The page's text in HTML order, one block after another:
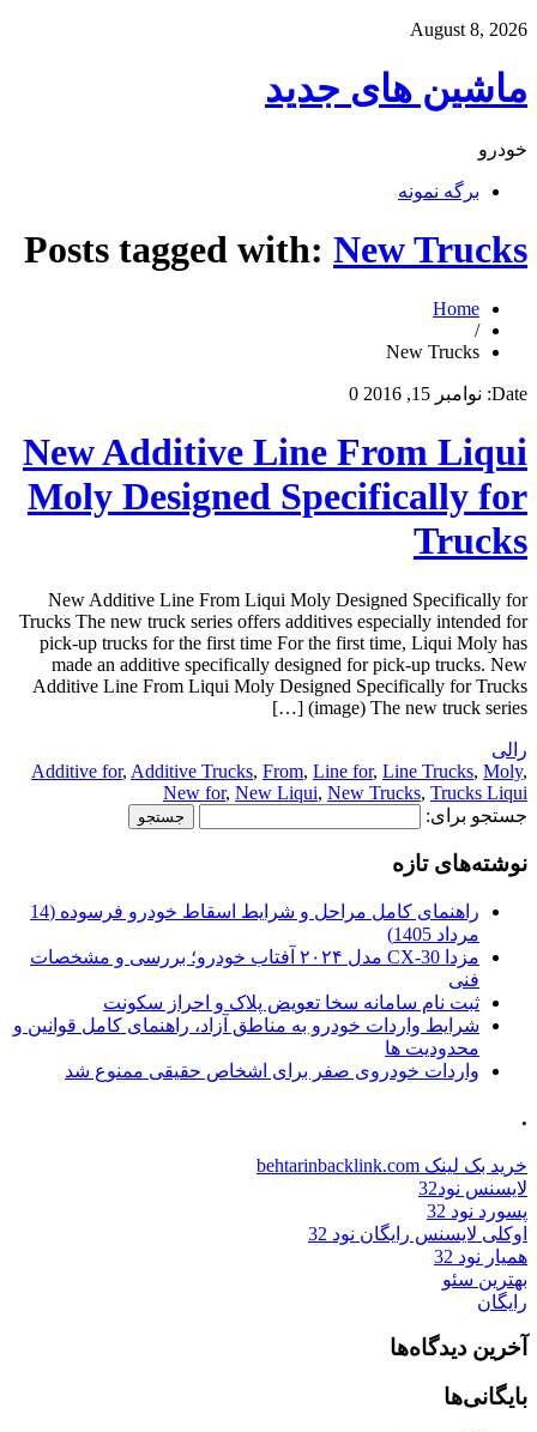
August 8, 2026
ماشین های جدید
خودرو
برگه نمونه
Posts tagged with: New Trucks
Home
/
New Trucks
Date: نوامبر 15, 2016 0
New Additive Line From Liqui
Moly Designed Specifically for
Trucks
New Additive Line From Liqui Moly Designed Specifically for
Trucks The new truck series offers additives especially intended for
pick-up trucks for the first time For the first time, Liqui Moly has
made an additive specifically designed for pick-up trucks. New
Additive Line From Liqui Moly Designed Specifically for Trucks
(image) The new truck series […]
رالی
Additive for, Additive Trucks, From, Line for, Line Trucks, Moly,
New for, New Liqui, New Trucks, Trucks Liqui
جستجو برای:
نوشته‌های تازه
راهنمای کامل مراحل و شرایط اسقاط خودرو فرسوده (14
مرداد 1405)
مزدا CX-30 مدل ۲۰۲۴ آفتاب خودرو؛ بررسی و مشخصات
فنی
ثبت نام سامانه سخا تعویض پلاک و احراز سکونت
شرایط واردات خودرو به مناطق آزاد، راهنمای کامل قوانین و
محدودیت ها
واردات خودروی صفر برای اشخاص حقیقی ممنوع شد
.
خرید بک لینک behtarinbacklink.com
لایسنس نود32
پسورد نود 32
اوکلی لایسنس رایگان نود 32
همیار نود 32
بهترین سئو
رایگان
آخرین دیدگاه‌ها
بایگانی‌ها